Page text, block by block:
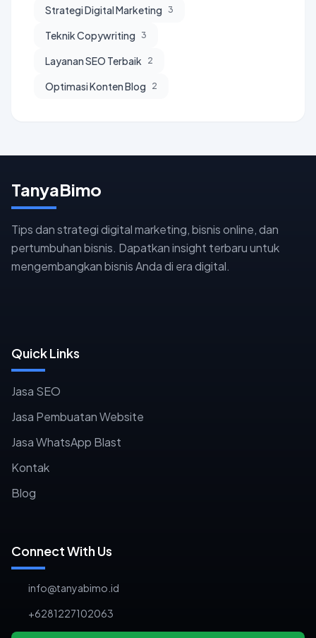
Strategi Digital Marketing 3
Teknik Copywriting 3
Layanan SEO Terbaik 2
Optimasi Konten Blog 2
TanyaBimo
Tips dan strategi digital marketing, bisnis online, dan
pertumbuhan bisnis. Dapatkan insight terbaru untuk
mengembangkan bisnis Anda di era digital.
Quick Links
Jasa SEO
Jasa Pembuatan Website
Jasa WhatsApp Blast
Kontak
Blog
Connect With Us
info@tanyabimo.id
+6281227102063